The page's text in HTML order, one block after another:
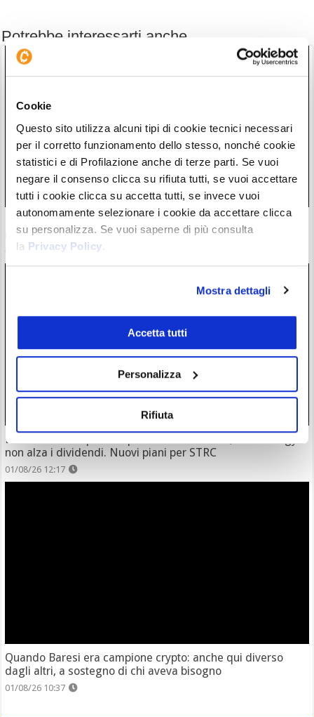
Cookie
Questo sito utilizza alcuni tipi di cookie tecnici necessari
per il corretto funzionamento dello stesso, nonché cookie
statistici e di Profilazione anche di terze parti. Se vuoi
negare il consenso clicca su rifiuta tutti, se vuoi accettare
tutti i cookie clicca su accetta tutti, se invece vuoi
autonomamente selezionare i cookie da accettare clicca
su personalizza. Se vuoi saperne di più consulta
la Privacy Policy.
Mostra dettagli
Accetta tutti
Personalizza
Rifiuta
Potrebbe interessarti anche
ripeterà
01/08/26 12:50
È il titolo chiave per comprare ancora Bitcoin, ma Strategy
non alza i dividendi. Nuovi piani per STRC
01/08/26 12:17
Quando Baresi era campione crypto: anche qui diverso
dagli altri, a sostegno di chi aveva bisogno
01/08/26 10:37